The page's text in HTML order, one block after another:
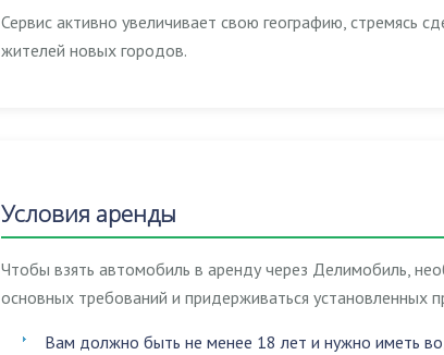
Сервис активно увеличивает свою географию, стремясь
жителей новых городов.
Условия аренды
Чтобы взять автомобиль в аренду через Делимобиль,
основных требований и придерживаться установленных
Вам должно быть не менее 18 лет и нужно иметь